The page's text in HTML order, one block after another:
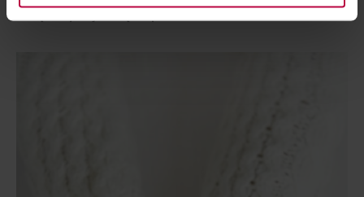
information about cookies and the personal data